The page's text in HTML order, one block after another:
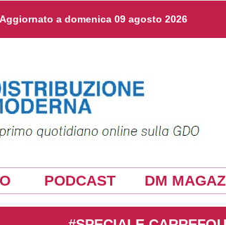
Aggiornato a domenica 09 agosto 2026
PODCAST DM